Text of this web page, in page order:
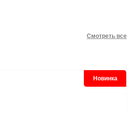
Смотреть все
Новинка